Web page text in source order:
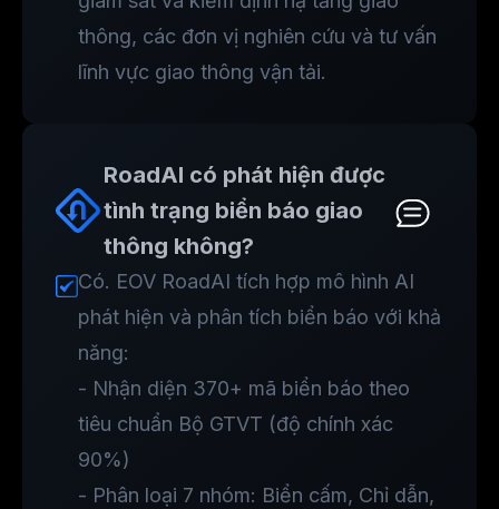
thông, các đơn vị nghiên cứu và tư vấn
lĩnh vực giao thông vận tải.
RoadAI có phát hiện được
tình trạng biển báo giao
thông không?
Có. EOV RoadAI tích hợp mô hình AI
phát hiện và phân tích biển báo với khả
năng:
- Nhận diện 370+ mã biển báo theo
tiêu chuẩn Bộ GTVT (độ chính xác
90%)
- Phân loại 7 nhóm: Biển cấm, Chỉ dẫn,